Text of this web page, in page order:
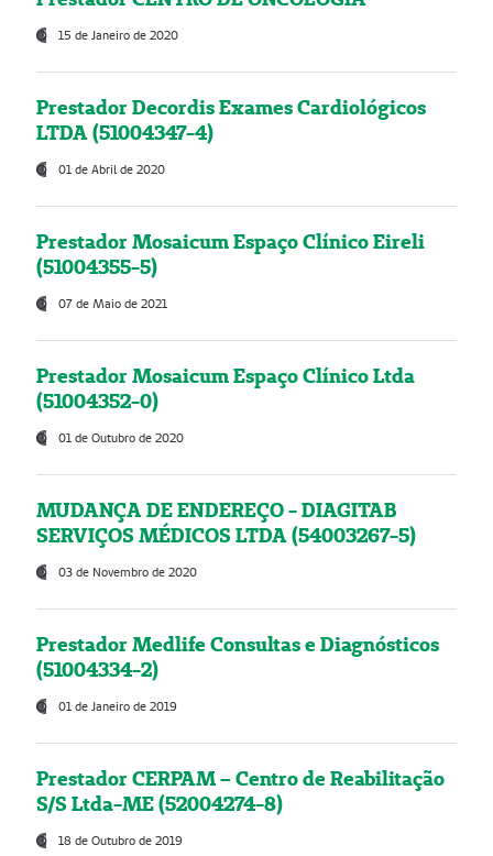
15 de Janeiro de 2020
Prestador Decordis Exames Cardiológicos
LTDA (51004347-4)
01 de Abril de 2020
Prestador Mosaicum Espaço Clínico Eireli
(51004355-5)
07 de Maio de 2021
Prestador Mosaicum Espaço Clínico Ltda
(51004352-0)
01 de Outubro de 2020
MUDANÇA DE ENDEREÇO - DIAGITAB
SERVIÇOS MÉDICOS LTDA (54003267-5)
03 de Novembro de 2020
Prestador Medlife Consultas e Diagnósticos
(51004334-2)
01 de Janeiro de 2019
Prestador CERPAM – Centro de Reabilitação
S/S Ltda-ME (52004274-8)
18 de Outubro de 2019